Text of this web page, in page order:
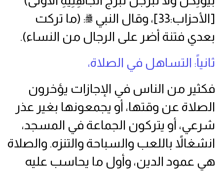
[الأحزاب:33]، وقال النبي ﷺ: (ما تركت
بعدي فتنة أضر على الرجال من النساء).
ثانياً: التساهل في الصلاة،
فكثير من الناس في الإجازات يؤخرون
الصلاة عن وقتها، أو يجمعونها بغير عذر
شرعي، أو يتركون الجماعة في المسجد،
انشغالاً باللعب والسباحة والتنزه. والصلاة
هي عمود الدين، وأول ما يحاسب عليه